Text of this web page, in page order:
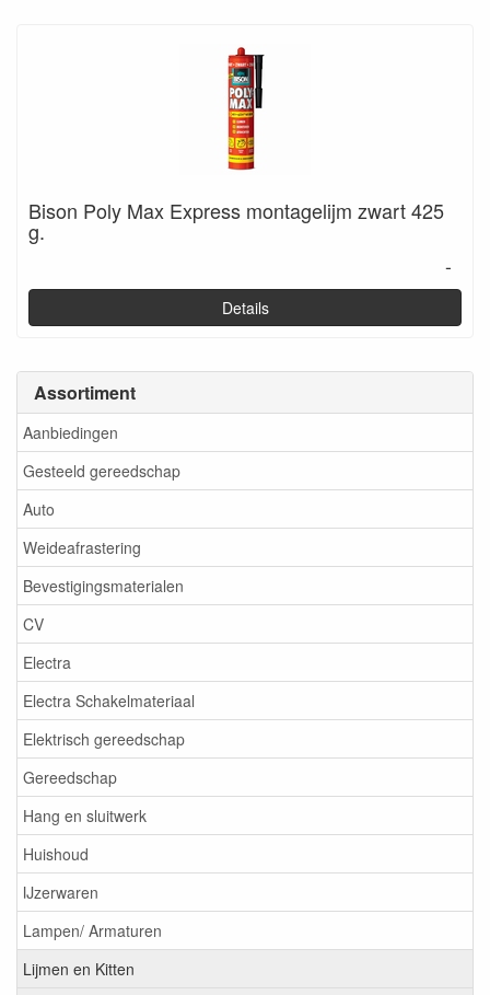
Assortiment
Aanbiedingen
Gesteeld gereedschap
Auto
Weideafrastering
Bevestigingsmaterialen
CV
Electra
Electra Schakelmateriaal
Elektrisch gereedschap
Gereedschap
Hang en sluitwerk
Huishoud
IJzerwaren
Lampen/ Armaturen
Lijmen en Kitten
Bison Poly Max Express montagelijm zwart 425
g.
-
Details